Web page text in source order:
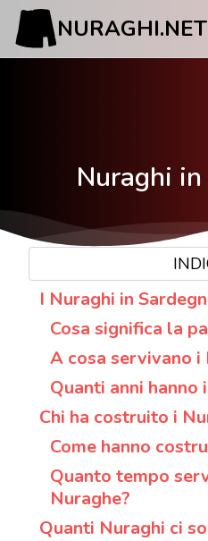
NURAGHI.NET
Nuraghi
I Nuraghi in
Cosa significa la
A cosa servivano i
Quanti anni hanno
Chi ha costruito i
Come hanno
Quanto tempo
Nuraghe?
Quanti Nuraghi ci